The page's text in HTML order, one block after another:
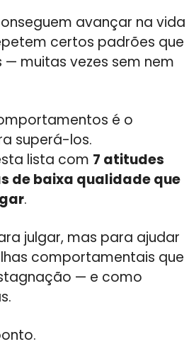
avançar na vida
certos padrões que
muitas vezes sem nem
é o
superá-los.
lista com 7 atitudes
de baixa qualidade que
.
julgar, mas para ajudar
comportamentais que
— e como